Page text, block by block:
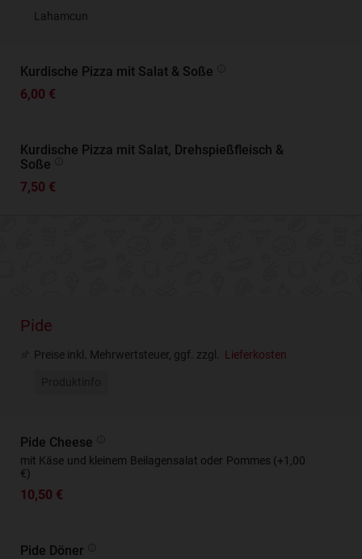
Lahamcun
Kurdische Pizza mit Salat & Soße
6,00 €
Kurdische Pizza mit Salat, Drehspießfleisch &
Soße
7,50 €
Pide
Preise inkl. Mehrwertsteuer, ggf. zzgl. Lieferkosten
Pide Cheese
mit Käse und kleinem Beilagensalat oder Pommes (+1,00
€)
10,50 €
Pide Döner